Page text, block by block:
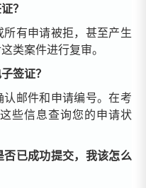
？
有申请被拒，甚至产生
类案件进行复审。
签证？
邮件和申请编号。在考
些信息查询您的申请状
已成功提交，我该怎么